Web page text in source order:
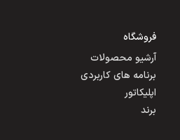
فروشگاه
آرشیو محصولات
برنامه های کاربردی
اپلیکاتور
برند